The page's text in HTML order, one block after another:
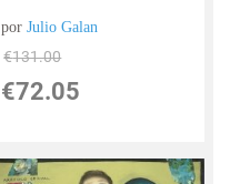
porJulio Galan
€131.00
€72.05